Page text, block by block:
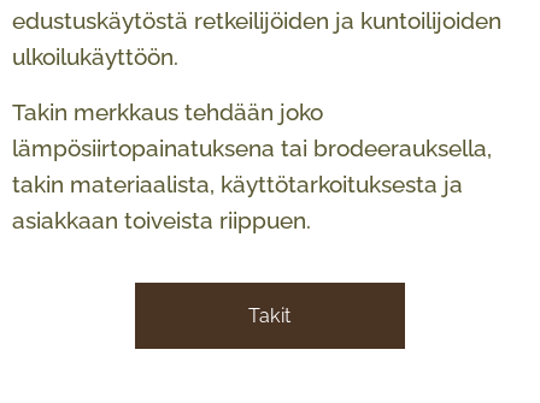
edustuskäytöstä retkeilijöiden ja kuntoilijoiden
ulkoilukäyttöön.
Takin merkkaus tehdään joko
lämpösiirtopainatuksena tai brodeerauksella,
takin materiaalista, käyttötarkoituksesta ja
asiakkaan toiveista riippuen.
Takit